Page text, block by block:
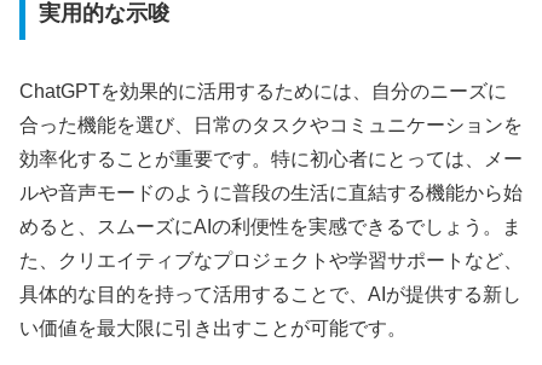
実用的な示唆
ChatGPTを効果的に活用するためには、自分のニーズに
合った機能を選び、日常のタスクやコミュニケーションを
効率化することが重要です。特に初心者にとっては、メー
ルや音声モードのように普段の生活に直結する機能から始
めると、スムーズにAIの利便性を実感できるでしょう。ま
た、クリエイティブなプロジェクトや学習サポートなど、
具体的な目的を持って活用することで、AIが提供する新し
い価値を最大限に引き出すことが可能です。